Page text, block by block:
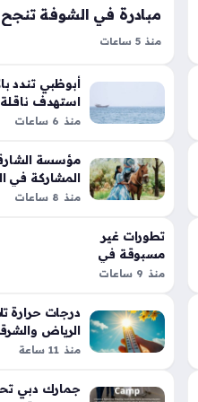
منذ 5 ساعات
استقطاب 1549
قدمت هذه الخطوة القضائية
الحصرية الموجهة بدقة نحو
أبوظبي تندد
استهدف
منذ 6 ساعات
مؤسسة
المشاركة في
معرض وجهة
منذ 8 ساعات
تطورات غير
مسبوقة في
ملف القدس
الإماراتي
الميداني في
المدينة
منذ 9 ساعات
الرياض
أغسطس
منذ 11 ساعة
جمارك دبي